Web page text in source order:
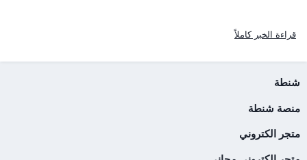
قراءة الخبر كاملاً
شنطة
منصة شنطة
متجر الكتروني